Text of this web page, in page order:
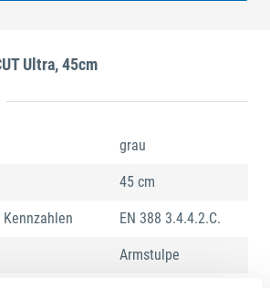
Ultra, 45cm
grau
45 cm
Kennzahlen EN 388 3.4.4.2.C.
Armstulpe